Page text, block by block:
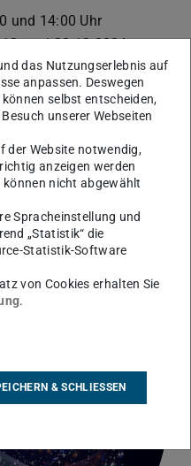
und 14:00 Uhr
und 30.12.2024
bis 12:00 Uhr
: geschlossen
: geschlossen
das Nutzungserlebnis auf
anpassen. Deswegen
selbst entscheiden,
unserer Webseiten
der Website notwendig,
anzeigen werden
können nicht abgewählt
Spracheinstellung und
„Statistik“ die
Statistik-Software
von Cookies erhalten Sie
.
& SCHLIESSEN